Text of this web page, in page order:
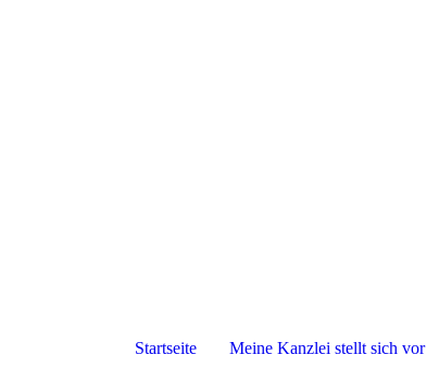
Startseite Meine Kanzlei stellt sich vor